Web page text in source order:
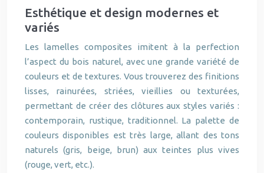
Esthétique et design modernes et
variés
Les lamelles composites imitent à la perfection
l’aspect du bois naturel, avec une grande variété de
couleurs et de textures. Vous trouverez des finitions
lisses, rainurées, striées, vieillies ou texturées,
permettant de créer des clôtures aux styles variés :
contemporain, rustique, traditionnel. La palette de
couleurs disponibles est très large, allant des tons
naturels (gris, beige, brun) aux teintes plus vives
(rouge, vert, etc.).